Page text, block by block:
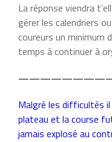
La réponse viendra
gérer les calendriers
coureurs un minimum
temps à continuer à
Malgré les difficultés
plateau et la course
jamais explosé au